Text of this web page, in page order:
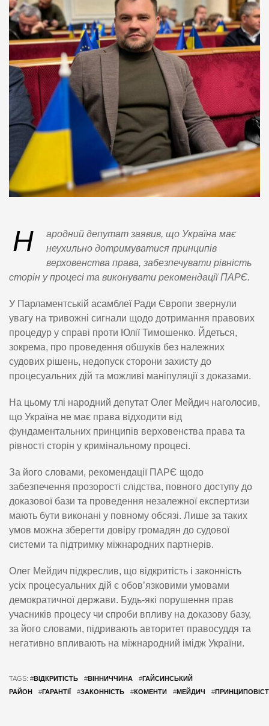
Н
ародний депутат заявив, що Україна має
неухильно дотримуватися принципів
верховенства права, забезпечувати рівність
сторін у процесі та виконувати рекомендації ПАРЄ.
У Парламентській асамблеї Ради Європи звернули
увагу на тривожні сигнали щодо дотримання правових
процедур у справі проти Юлії Тимошенко. Йдеться,
зокрема, про проведення обшуків без належних
судових рішень, недопуск сторони захисту до
процесуальних дій та можливі маніпуляції з доказами.
На цьому тлі народний депутат Олег Мейдич наголосив,
що Україна не має права відходити від
фундаментальних принципів верховенства права та
рівності сторін у кримінальному процесі.
За його словами, рекомендації ПАРЄ щодо
забезпечення прозорості слідства, повного доступу до
доказової бази та проведення незалежної експертизи
мають бути виконані у повному обсязі. Лише за таких
умов можна зберегти довіру громадян до судової
системи та підтримку міжнародних партнерів.
Олег Мейдич підкреслив, що відкритість і законність
усіх процесуальних дій є обов’язковими умовами
демократичної держави. Будь-які порушення прав
учасників процесу чи спроби впливу на доказову базу,
за його словами, підривають авторитет правосуддя та
негативно впливають на міжнародний імідж України.
TAGS: #ВІДКРИТІСТЬ #ВІННИЧЧИНА #ГАЙСИНСЬКИЙ
РАЙОН
#ГАРАНТІЇ #ЗАКОННІСТЬ #КОМЕНТИ #МЕЙДИЧ #